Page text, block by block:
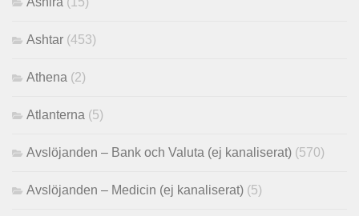
Ashtar (453)
Athena (2)
Atlanterna (5)
Avslöjanden – Bank och Valuta (ej kanaliserat) (570)
Avslöjanden – Medicin (ej kanaliserat) (5)